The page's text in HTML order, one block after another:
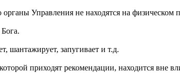
Управления не находятся на физическом
шантажирует, запугивает и т.д.
приходят рекомендации, находится вне